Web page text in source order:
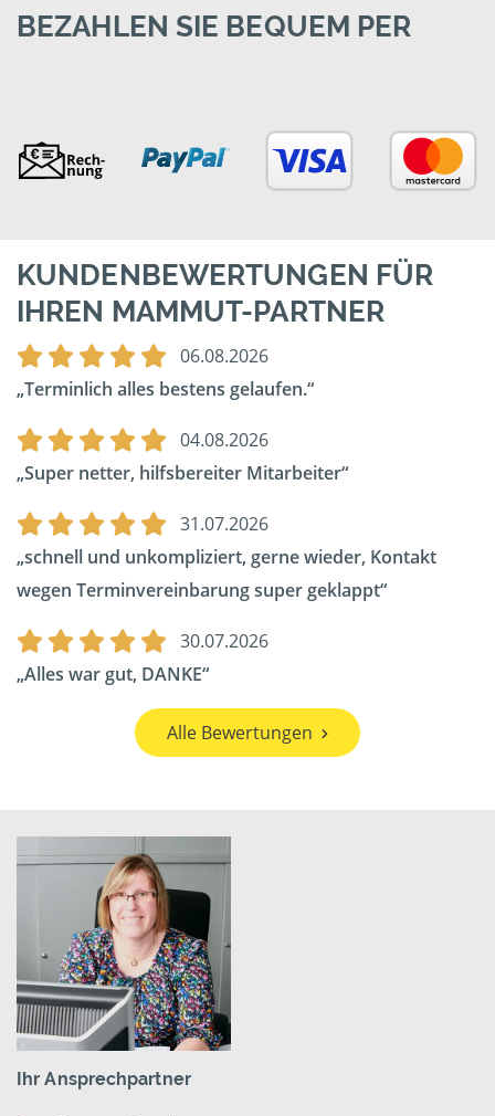
BEZAHLEN SIE BEQUEM PER
KUNDENBEWERTUNGEN FÜR
IHREN MAMMUT-PARTNER
06.08.2026
Terminlich alles bestens gelaufen.
04.08.2026
Super netter, hilfsbereiter Mitarbeiter
31.07.2026
schnell und unkompliziert, gerne wieder, Kontakt
wegen Terminvereinbarung super geklappt
30.07.2026
Alles war gut, DANKE
Alle Bewertungen
Ihr Ansprechpartner